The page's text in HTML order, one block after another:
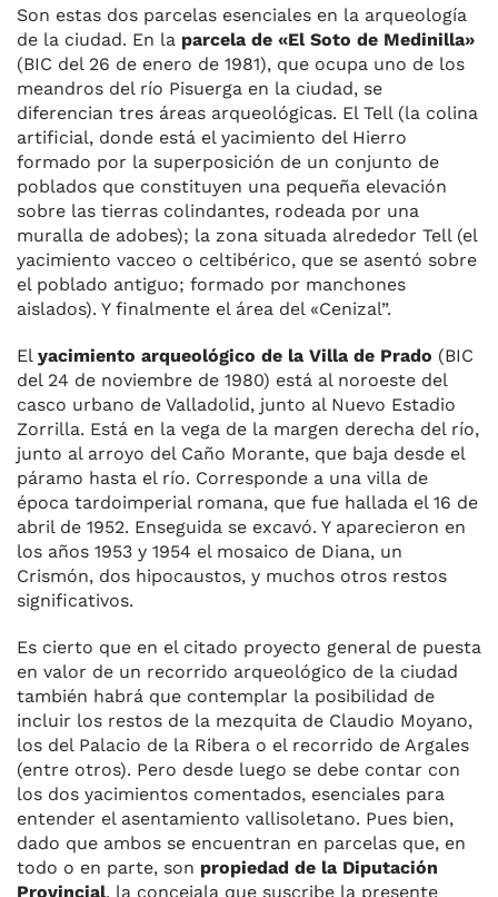
Son estas dos parcelas esenciales en la arqueología
de la ciudad. En la parcela de «El Soto de Medinilla»
(BIC del 26 de enero de 1981), que ocupa uno de los
meandros del río Pisuerga en la ciudad, se
diferencian tres áreas arqueológicas. El Tell (la colina
artificial, donde está el yacimiento del Hierro
formado por la superposición de un conjunto de
poblados que constituyen una pequeña elevación
sobre las tierras colindantes, rodeada por una
muralla de adobes); la zona situada alrededor Tell (el
yacimiento vacceo o celtibérico, que se asentó sobre
el poblado antiguo; formado por manchones
aislados). Y finalmente el área del «Cenizal”.
El yacimiento arqueológico de la Villa de Prado (BIC
del 24 de noviembre de 1980) está al noroeste del
casco urbano de Valladolid, junto al Nuevo Estadio
Zorrilla. Está en la vega de la margen derecha del río,
junto al arroyo del Caño Morante, que baja desde el
páramo hasta el río. Corresponde a una villa de
época tardoimperial romana, que fue hallada el 16 de
abril de 1952. Enseguida se excavó. Y aparecieron en
los años 1953 y 1954 el mosaico de Diana, un
Crismón, dos hipocaustos, y muchos otros restos
significativos.
Es cierto que en el citado proyecto general de puesta
en valor de un recorrido arqueológico de la ciudad
también habrá que contemplar la posibilidad de
incluir los restos de la mezquita de Claudio Moyano,
los del Palacio de la Ribera o el recorrido de Argales
(entre otros). Pero desde luego se debe contar con
los dos yacimientos comentados, esenciales para
entender el asentamiento vallisoletano. Pues bien,
dado que ambos se encuentran en parcelas que, en
todo o en parte, son propiedad de la Diputación
Provincial, la concejala que suscribe la presente